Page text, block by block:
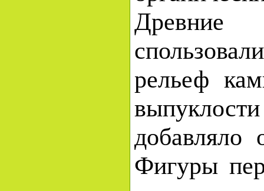
рельеф
добавляло
Фигуры